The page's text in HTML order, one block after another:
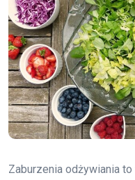
Zaburzenia odżywiania